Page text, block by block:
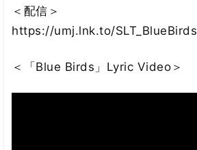
＜配信＞
https://umj.lnk.to/SLT_BlueBirds
＜「Blue Birds」Lyric Video＞